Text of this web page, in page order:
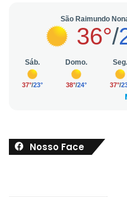
Nosso Face